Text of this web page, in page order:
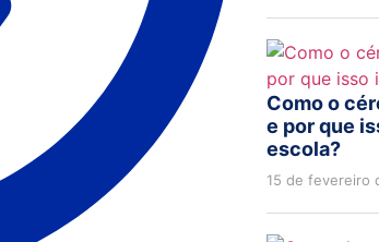
Como o
e por que
escola?
15 de fevereiro